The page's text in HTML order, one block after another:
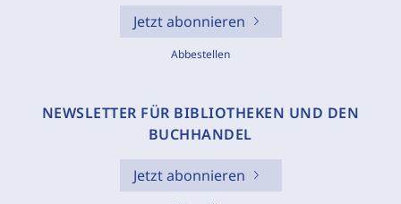
Jetzt abonnieren
Abbestellen
NEWSLETTER FÜR BIBLIOTHEKEN UND DEN
BUCHHANDEL
Jetzt abonnieren